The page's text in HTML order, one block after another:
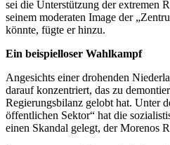
sei die Unterstützung der extremen
seinem moderaten Image der
könnte, fügte er hinzu.
Ein beispielloser Wahlkampf
Angesichts einer drohenden
darauf konzentriert, das zu
Regierungsbilanz gelobt hat. Unter
öffentlichen Sektor“ hat die
einen Skandal gelegt, der Morenos